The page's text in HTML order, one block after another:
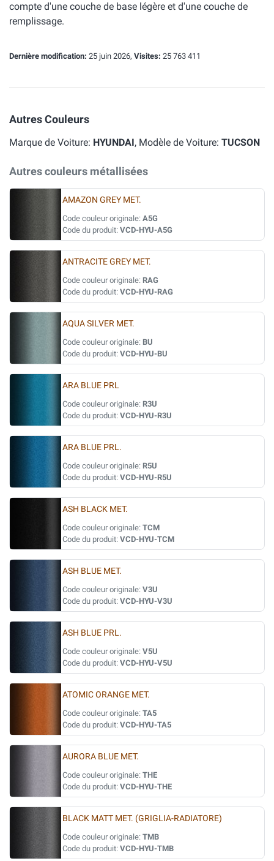
compte d'une couche de base légère et d'une couche de
remplissage.
Dernière modification: 25 juin 2026, Visites: 25 763 411
Autres Couleurs
Marque de Voiture: HYUNDAI, Modèle de Voiture: TUCSON
Autres couleurs métallisées
AMAZON GREY MET.
Code couleur originale: A5G
Code du produit: VCD-HYU-A5G
ANTRACITE GREY MET.
Code couleur originale: RAG
Code du produit: VCD-HYU-RAG
AQUA SILVER MET.
Code couleur originale: BU
Code du produit: VCD-HYU-BU
ARA BLUE PRL
Code couleur originale: R3U
Code du produit: VCD-HYU-R3U
ARA BLUE PRL.
Code couleur originale: R5U
Code du produit: VCD-HYU-R5U
ASH BLACK MET.
Code couleur originale: TCM
Code du produit: VCD-HYU-TCM
ASH BLUE MET.
Code couleur originale: V3U
Code du produit: VCD-HYU-V3U
ASH BLUE PRL.
Code couleur originale: V5U
Code du produit: VCD-HYU-V5U
ATOMIC ORANGE MET.
Code couleur originale: TA5
Code du produit: VCD-HYU-TA5
AURORA BLUE MET.
Code couleur originale: THE
Code du produit: VCD-HYU-THE
BLACK MATT MET. (GRIGLIA-RADIATORE)
Code couleur originale: TMB
Code du produit: VCD-HYU-TMB